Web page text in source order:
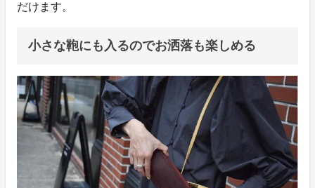
だけます。
小さな鞄にも入るのでお洒落も楽しめる